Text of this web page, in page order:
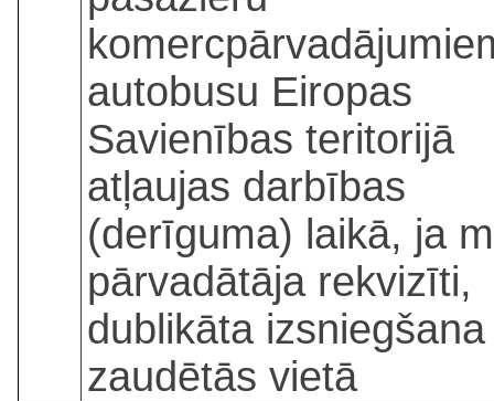
autobusu Eiropas
Savienības teritorijā
atļaujas darbības
(derīguma) laikā, ja
pārvadātāja rekvizīti,
dublikāta izsniegšana
zaudētās vietā